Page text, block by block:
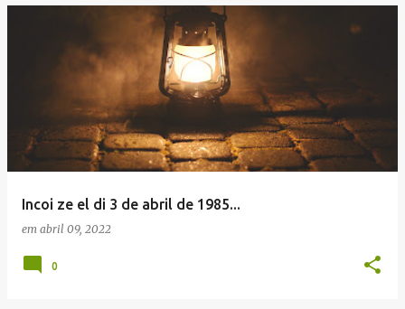
Incoi ze el di 3 de abril de 1985...
em abril 09, 2022
0